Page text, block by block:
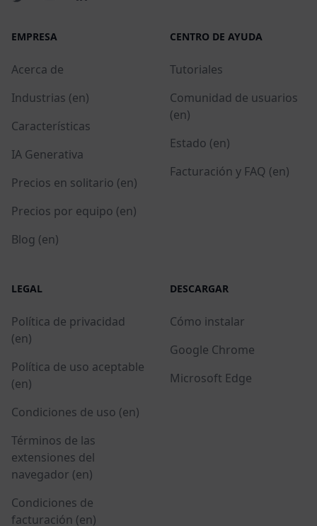
EMPRESA
Acerca de
Industrias (en)
Características
IA Generativa
Precios en solitario (en)
Precios por equipo (en)
Blog (en)
CENTRO DE AYUDA
Tutoriales
Comunidad de usuarios
(en)
Estado (en)
Facturación y FAQ (en)
LEGAL
Política de privacidad
(en)
Política de uso aceptable
(en)
Condiciones de uso (en)
Términos de las
extensiones del
navegador (en)
Condiciones de
facturación (en)
DESCARGAR
Cómo instalar
Google Chrome
Microsoft Edge